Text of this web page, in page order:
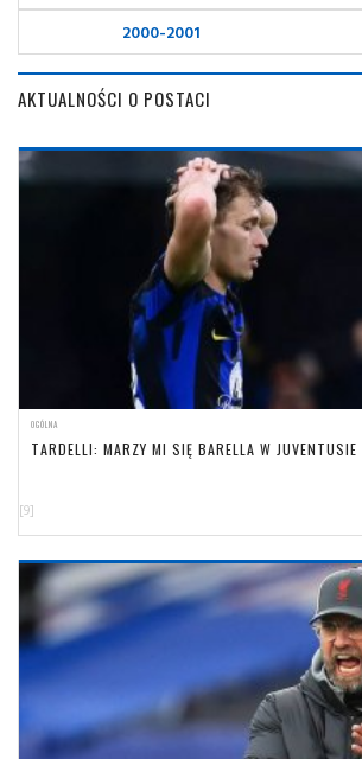
2000-2001
AKTUALNOŚCI O POSTACI
OGÓLNA
TARDELLI: MARZY MI SIĘ BARELLA W JUVENTUSIE
[9]